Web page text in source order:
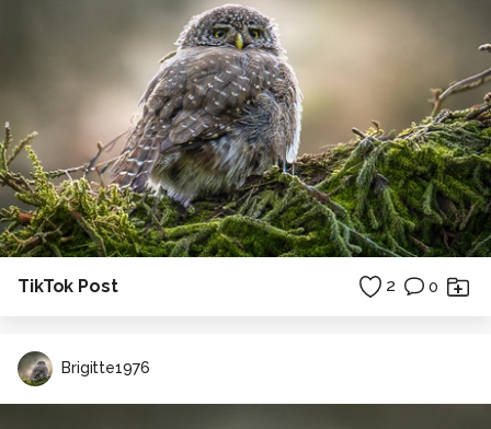
TikTok Post 2 0
Brigitte1976